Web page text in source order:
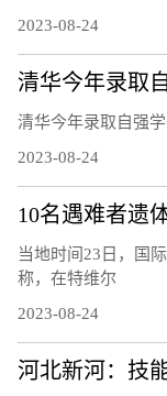
2023-08-24
清华今年录取自强
2023-08-24
当地时间23日，国
称，在特维尔
2023-08-24
河北新河：技